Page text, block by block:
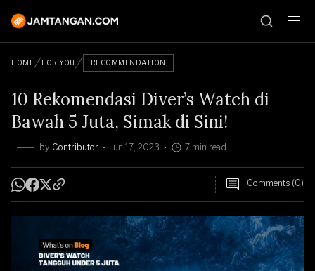
HOME FOR YOU RECOMMENDATION
10 Rekomendasi Diver’s Watch di
Bawah 5 Juta, Simak di Sini!
by Contributor Jun 17, 2023 7 min read
Comments (0)